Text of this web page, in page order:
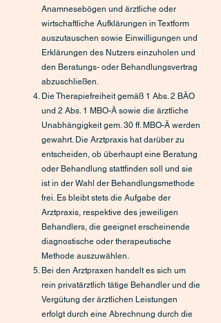
Anamnesebögen und ärztliche oder
wirtschaftliche Aufklärungen in Textform
auszutauschen sowie Einwilligungen und
Erklärungen des Nutzers einzuholen und
den Beratungs- oder Behandlungsvertrag
abzuschließen.
Die Therapiefreiheit gemäß 1 Abs. 2 BÄO
und 2 Abs. 1 MBO-Ä sowie die ärztliche
Unabhängigkeit gem. 30 ff. MBO-Ä werden
gewahrt. Die Arztpraxis hat darüber zu
entscheiden, ob überhaupt eine Beratung
oder Behandlung stattfinden soll und sie
ist in der Wahl der Behandlungsmethode
frei. Es bleibt stets die Aufgabe der
Arztpraxis, respektive des jeweiligen
Behandlers, die geeignet erscheinende
diagnostische oder therapeutische
Methode auszuwählen.
Bei den Arztpraxen handelt es sich um
rein privatärztlich tätige Behandler und die
Vergütung der ärztlichen Leistungen
erfolgt durch eine Abrechnung durch die